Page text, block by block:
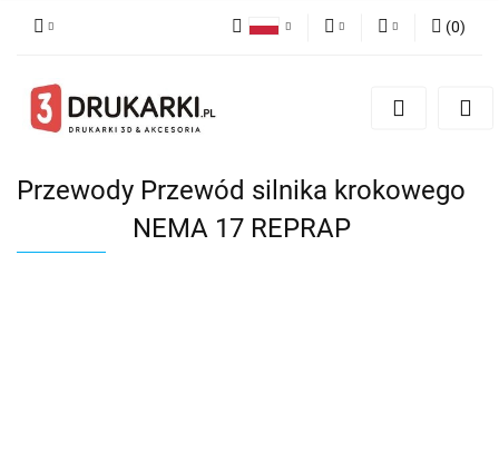
English
Zarejestruj się
(0)
Przewody Przewód silnika krokowego
NEMA 17 REPRAP